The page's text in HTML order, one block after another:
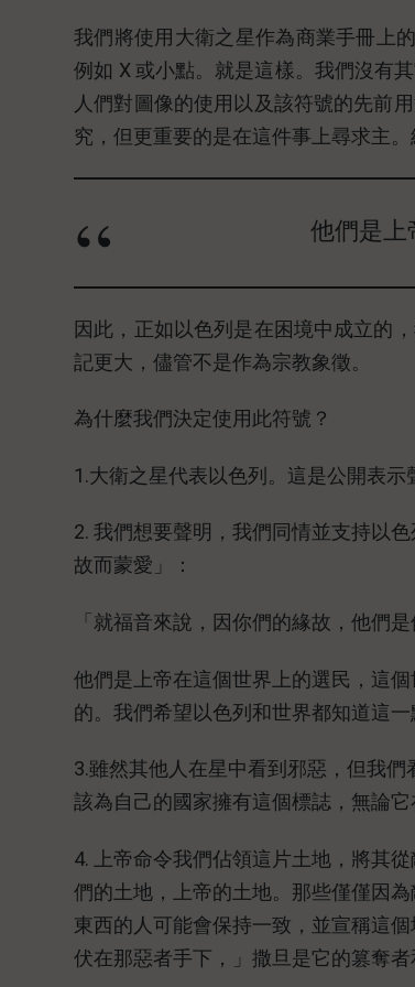
我們將使用大衛之星作為商業手冊上
例如 X 或小點。就是這樣。我們沒有
人們對圖像的使用以及該符號的先前
究，但更重要的是在這件事上尋求主
他們是上
因此，正如以色列是在困境中成立的
記更大，儘管不是作為宗教象徵。
為什麼我們決定使用此符號？
1.大衛之星代表以色列。這是公開表示
2. 我們想要聲明，我們同情並支持以
故而蒙愛」：
「就福音來說，因你們的緣故，他們
他們是上帝在這個世界上的選民，這
的。我們希望以色列和世界都知道這一
3.雖然其他人在星中看到邪惡，但我
該為自己的國家擁有這個標誌，無論它
4. 上帝命令我們佔領這片土地，將其
們的土地，上帝的土地。那些僅僅因
東西的人可能會保持一致，並宣稱這
伏在那惡者手下，」撒旦是它的篡奪者